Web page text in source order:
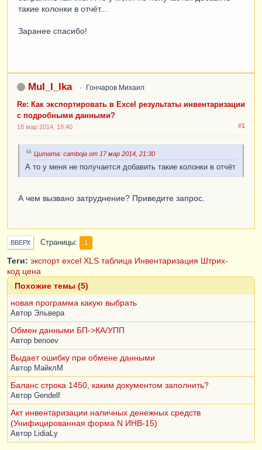
такие колонки в отчёт...
Заранее спасибо!
MuI_I_Ika Гончаров Михаил
Re: Как экспортировать в Excel результаты инвентаризации
с подробными данными?
#1
18 мар 2014, 18:40
Цитата: camboja от 17 мар 2014, 21:30
А то у меня не получается добавить такие колонки в отчёт
А чем вызвано затруднение? Приведите запрос.
ВВЕРХ Страницы 1
Теги: экспорт excel XLS таблица Инвентаризация Штрих-
код цена
Похожие темы (5)
новая программа какую выбрать
Автор Эльвера
Обмен данными БП->КА/УПП
Автор benoev
Выдает ошибку при обмене данными
Автор МайклМ
Баланс строка 1450, каким документом заполнить?
Автор Gendelf
Акт инвентаризации наличных денежных средств
(Унифицированная форма N ИНВ-15)
Автор LidiaLy